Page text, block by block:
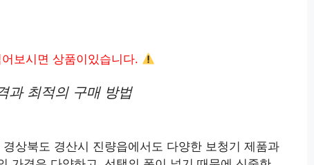
보시면 상품이있습니다.
과 최적의 구매 방법
상북도 경산시 진량읍에서도 다양한 보청기 제품과